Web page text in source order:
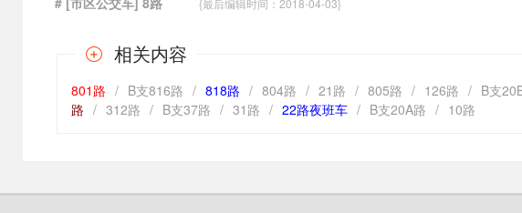
{最后编辑时间：2018-04-03}
相关内容
801路 / B支816路 / 818路 / 804路 / 21路 / 805路 / 126路 / B支
路 / 312路 / B支37路 / 31路 / 22路夜班车 / B支20A路 / 10路